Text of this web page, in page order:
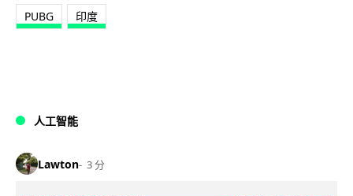
PUBG 印度
人工智能
Lawton 3 分